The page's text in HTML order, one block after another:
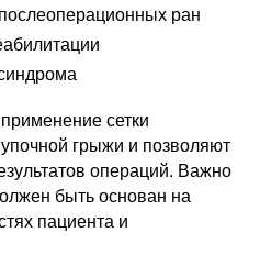
ран
сетки
грыжи и позволяют
операций. Важно
быть основан на
пациента и